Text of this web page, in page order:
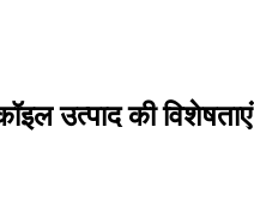
उत्पाद की विशेषताएं